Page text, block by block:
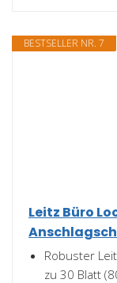
BESTSELLER NR. 7
Leitz Büro
Robuster
zu 30 Blatt